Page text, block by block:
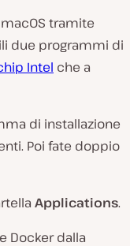
tramite
due programmi di
Intel che a
di installazione
Poi fate doppio
Applications.
Docker dalla